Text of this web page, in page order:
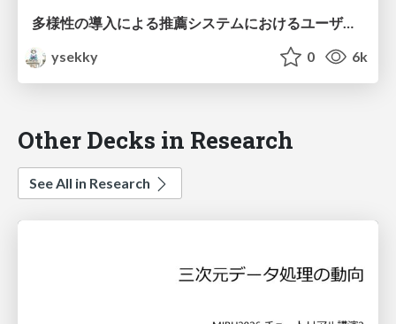
多様性の導入による推薦システムにおけるユーザ体験向上の試み/ NLP2018招待論文講演/ nlp-2018-invitation-talk
ysekky
0 6k
Other Decks in Research
See All in Research